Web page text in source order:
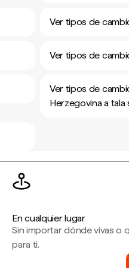
Ver tipos de
Ver tipos de
Ver tipos de
Herzegovina a tala
En cualquier lugar
Sin importar dónde vivas o
para ti.